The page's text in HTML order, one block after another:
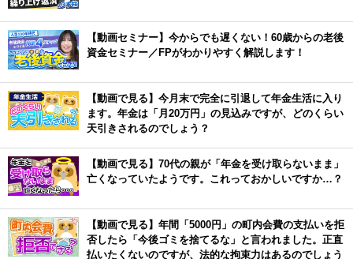
【動画セミナー】今からでも遅くない！60歳からの老後
資金セミナー／FPがわかりやすく解説します！
【動画で見る】今月末で完全に引退して年金生活に入り
ます。年金は「月20万円」の見込みですが、どのくらい
天引きされるのでしょう？
【動画で見る】70代の親が「年金を受け取らないまま」
亡くなっていたようです。これっておかしいですか…？
【動画で見る】年間「5000円」の町内会費の支払いを拒
否したら「今後ゴミを捨てるな」と言われました。正直
払いたくないのですが、法的な拘束力はあるのでしょう